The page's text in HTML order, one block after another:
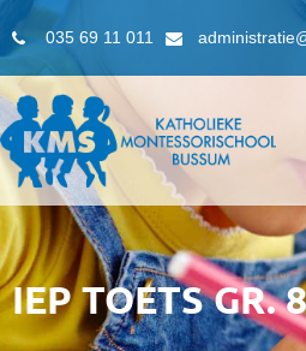
035 69 11 011
IEP TOETS GR. 8